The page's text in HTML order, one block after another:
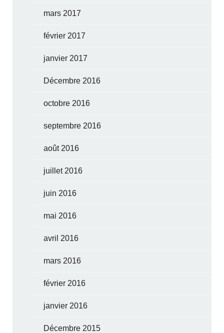
mars 2017
février 2017
janvier 2017
Décembre 2016
octobre 2016
septembre 2016
août 2016
juillet 2016
juin 2016
mai 2016
avril 2016
mars 2016
février 2016
janvier 2016
Décembre 2015